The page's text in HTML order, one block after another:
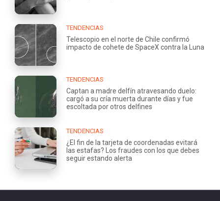
TENDENCIAS
Telescopio en el norte de Chile confirmó
impacto de cohete de SpaceX contra la Luna
TENDENCIAS
Captan a madre delfín atravesando duelo:
cargó a su cría muerta durante días y fue
escoltada por otros delfines
TENDENCIAS
¿El fin de la tarjeta de coordenadas evitará
las estafas? Los fraudes con los que debes
seguir estando alerta